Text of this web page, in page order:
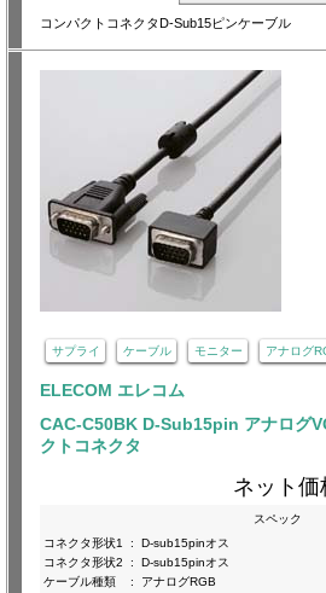
コンパクトコネクタD-Sub15ピンケーブル
サプライ ケーブル モニター アナログ
ELECOM エレコム
CAC-C50BK D-Sub15pin アナログ
クトコネクタ
ネット価
スペック
コネクタ形状1
:
D-sub15pinオス
コネクタ形状2
:
D-sub15pinオス
ケーブル種類
:
アナログRGB